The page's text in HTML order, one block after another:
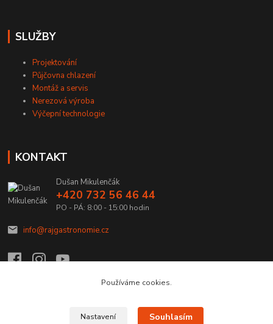
SLUŽBY
Projektování
Půjčovna chlazení
Montáž a servis
Nerezová výroba
Výčepní technologie
KONTAKT
Dušan Mikulenčák
+420 732 56 46 44
PO - PÁ: 8:00 - 15:00 hodin
info@rajgastronomie.cz
Upravit sběr cookies.
Používáme cookies.
Nastavení Souhlasím